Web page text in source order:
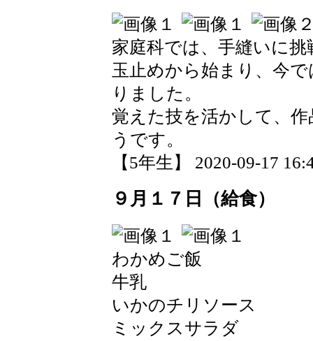
家庭科では、手縫いに挑
玉止めから始まり、今
りました。
覚えた技を活かして、
うです。
【5年生】 2020-09-17
９月１７日（給食）
わかめご飯
牛乳
いかのチリソース
ミックスサラダ